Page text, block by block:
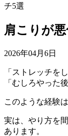
チ5選
肩こりが
2026年04月6日
「ストレッチを
「むしろやった
このような経験
実は、やり方を
あります。